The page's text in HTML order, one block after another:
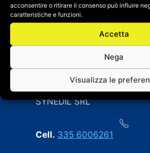
acconsentire o ritirare il consenso può influire
caratteristiche e funzioni.
Accetta
Nega
Visualizza le
CONTATTI
SYNEDIL SRL
Cell. 335 6006261